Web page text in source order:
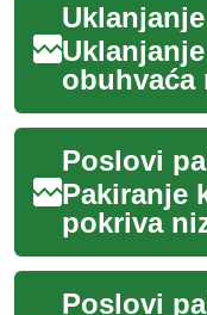
obuhvaća
koji ciljaju
naslage
trbuhu,
Pakiranje
pokriva
pripreme
otpremu